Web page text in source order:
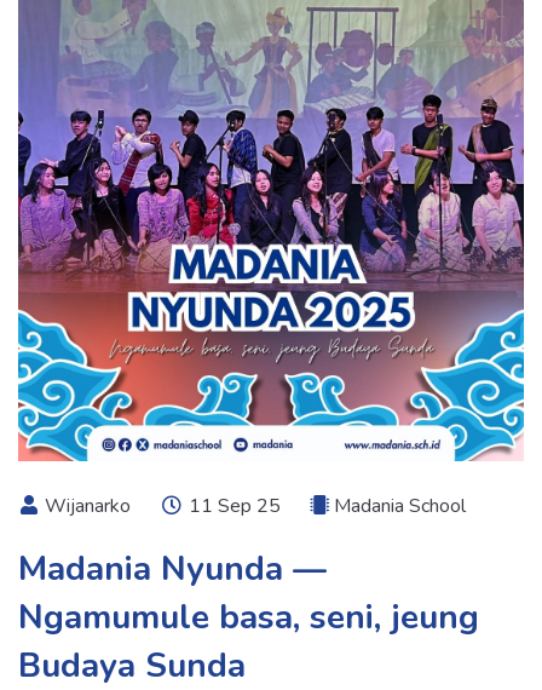
Wijanarko 11 Sep 25 Madania School
Madania Nyunda —
Ngamumule basa, seni, jeung
Budaya Sunda